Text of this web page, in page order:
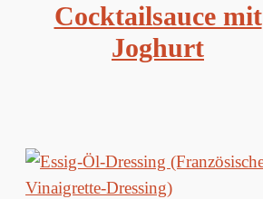
Cocktailsauce mit
Joghurt